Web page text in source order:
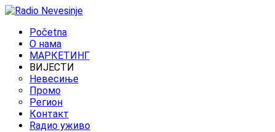
Početna
O нама
МАРКЕТИНГ
ВИЈЕСТИ
Невесиње
Промо
Регион
Контакт
Rадио уживо